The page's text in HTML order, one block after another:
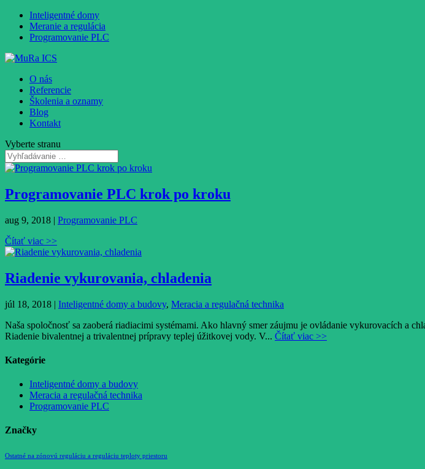
Inteligentné domy
Meranie a regulácia
Programovanie PLC
O nás
Referencie
Školenia a oznamy
Blog
Kontakt
Vyberte stranu
Programovanie PLC krok po kroku
aug 9, 2018 | Programovanie PLC
Čítať viac >>
Riadenie vykurovania, chladenia
júl 18, 2018 | Inteligentné domy a budovy, Meracia a regulačná technika
Naša spoločnosť sa zaoberá riadiacimi systémami. Ako hlavný smer záujmu je ovládanie vykurovacích a
Riadenie bivalentnej a trivalentnej prípravy teplej úžitkovej vody. V... Čítať viac >>
Kategórie
Inteligentné domy a budovy
Meracia a regulačná technika
Programovanie PLC
Značky
Ostatné na zónovú reguláciu a reguláciu teploty priestoru